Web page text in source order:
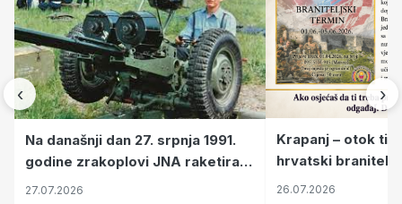
‹
Na današnji dan 27. srpnja 1991.
godine zrakoplovi JNA raketirali
su vojarnu i obučni centar "Nikola
27.07.2026
Krapanj – otok
hrvatski branitelji
pronalaze mir
26.07.2026
›